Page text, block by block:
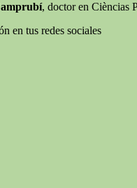
, doctor en Cièncias
en tus redes sociales